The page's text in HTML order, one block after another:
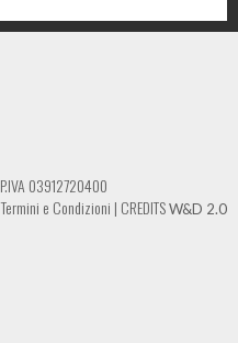
03912720400
Termini e Condizioni | CREDITSW&D 2.0